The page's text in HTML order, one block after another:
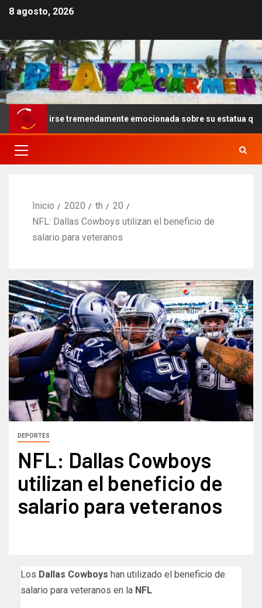
8 agosto, 2026
tremendamente emocionada sobre su estatua que le harán
Inicio 2020 th
20
NFL: Dallas Cowboys utilizan el beneficio de
salario para veteranos
DEPORTES
NFL: Dallas Cowboys
utilizan el beneficio de
salario para veteranos
Los Dallas Cowboys han utilizado el beneficio de
salario para veteranos en la NFL